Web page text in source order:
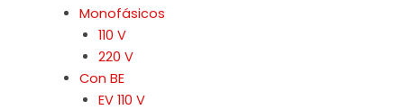
Monofásicos
110 V
220 V
Con BE
EV 110 V